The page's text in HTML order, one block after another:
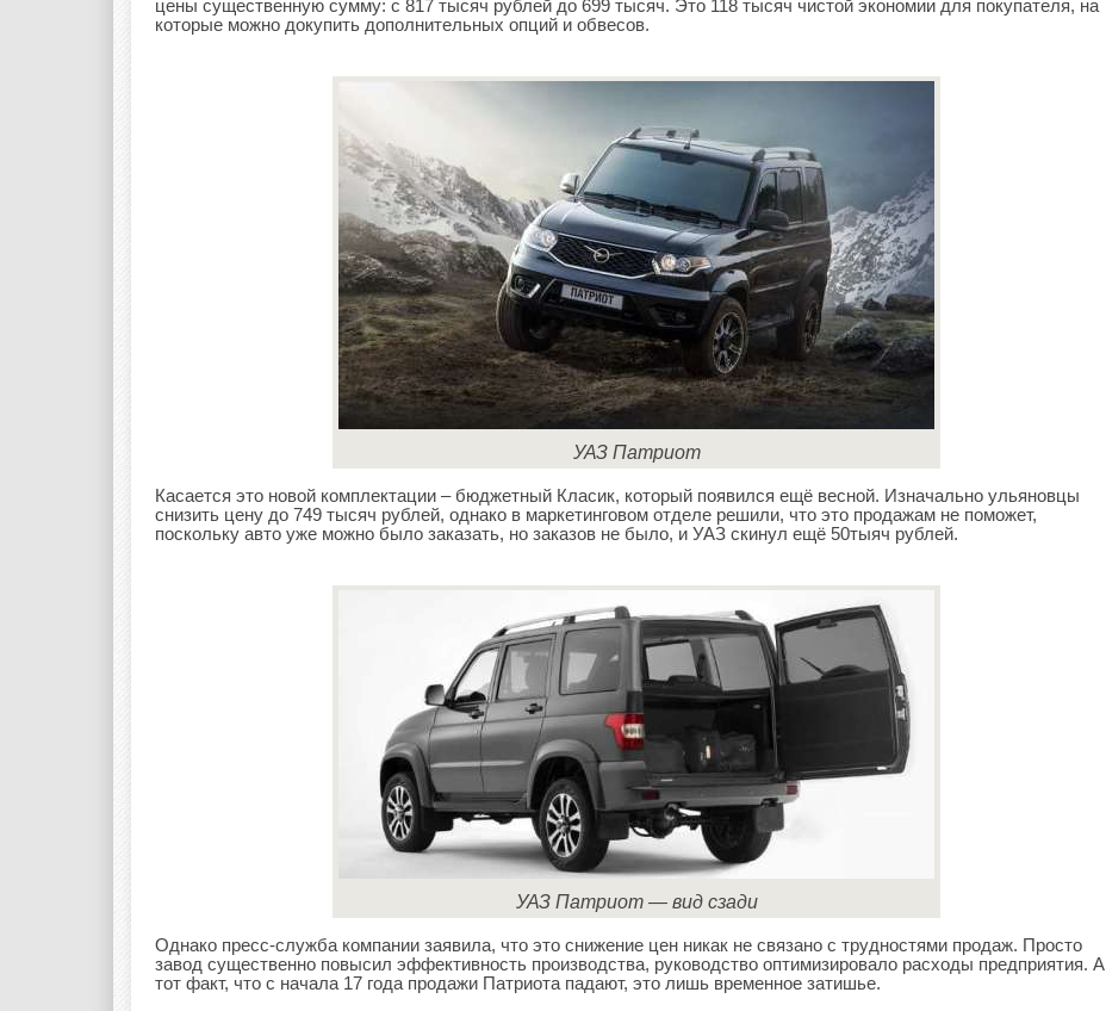
цены существенную сумму: с 817 тысяч рублей до 699 тысяч. Это 118 тысяч чистой экономии для покупателя, на
которые можно докупить дополнительных опций и обвесов.
УАЗ Патриот
Касается это новой комплектации – бюджетный Класик, который появился ещё весной. Изначально ульяновцы
снизить цену до 749 тысяч рублей, однако в маркетинговом отделе решили, что это продажам не поможет,
поскольку авто уже можно было заказать, но заказов не было, и УАЗ скинул ещё 50тыяч рублей.
УАЗ Патриот — вид сзади
Однако пресс-служба компании заявила, что это снижение цен никак не связано с трудностями продаж. Просто
завод существенно повысил эффективность производства, руководство оптимизировало расходы предприятия. А
тот факт, что с начала 17 года продажи Патриота падают, это лишь временное затишье.